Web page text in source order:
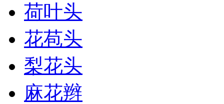
荷叶头
花苞头
梨花头
麻花辫